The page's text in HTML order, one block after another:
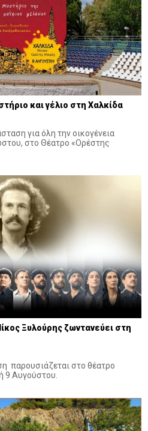
και γέλιο στη Χαλκίδα
για όλη την οικογένεια
στο Θέατρο «Ορέστης
Ξυλούρης ζωντανεύει στη
παρουσιάζεται στο θέατρο
9 Αυγούστου.